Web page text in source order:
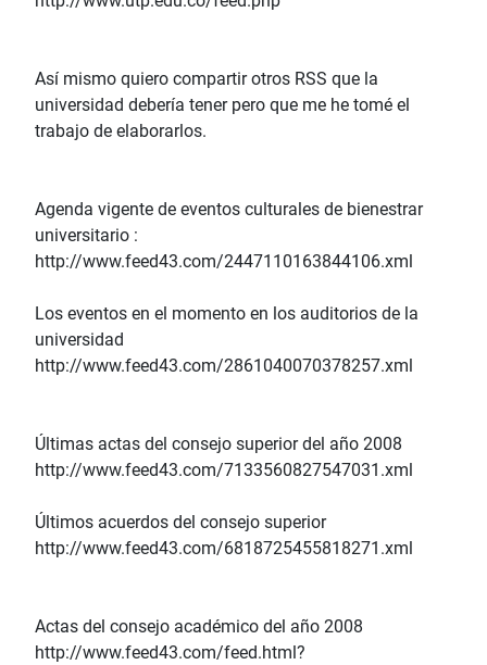
Así mismo quiero compartir otros RSS que la
universidad debería tener pero que me he tomé el
trabajo de elaborarlos.
Agenda vigente de eventos culturales de bienestrar
universitario :
http://www.feed43.com/2447110163844106.xml
Los eventos en el momento en los auditorios de la
universidad
http://www.feed43.com/2861040070378257.xml
Últimas actas del consejo superior del año 2008
http://www.feed43.com/7133560827547031.xml
Últimos acuerdos del consejo superior
http://www.feed43.com/6818725455818271.xml
Actas del consejo académico del año 2008
http://www.feed43.com/feed.html?